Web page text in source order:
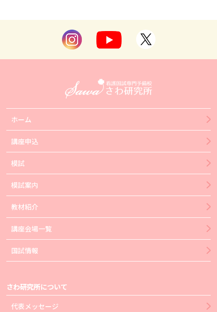
ホーム
講座申込
模試
模試案内
教材紹介
講座会場一覧
国試情報
さわ研究所について
代表メッセージ